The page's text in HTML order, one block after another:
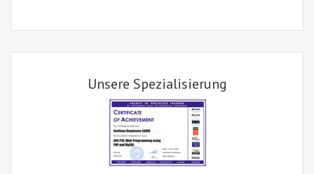
Unsere Spezialisierung